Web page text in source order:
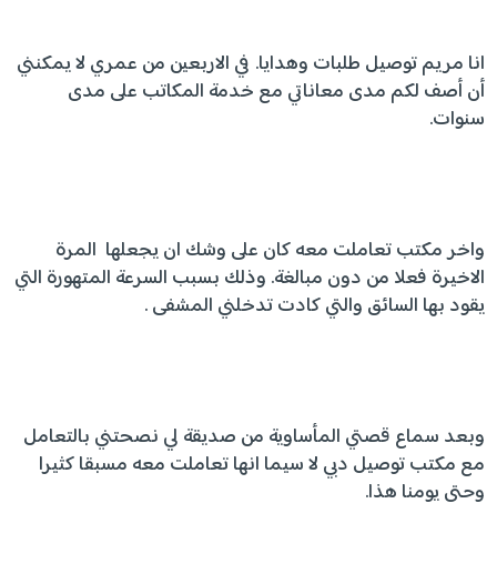
انا مريم توصيل طلبات وهدايا. في الاربعين من عمري لا يمكنني
أن أصف لكم مدى معاناتي مع خدمة المكاتب على مدى
سنوات.
واخر مكتب تعاملت معه كان على وشك ان يجعلها المرة
الاخيرة فعلا من دون مبالغة. وذلك بسبب السرعة المتهورة التي
يقود بها السائق والتي كادت تدخلني المشفى .
وبعد سماع قصتي المأساوية من صديقة لي نصحتني بالتعامل
مع مكتب توصيل دبي لا سيما انها تعاملت معه مسبقا كثيرا
وحتى يومنا هذا.